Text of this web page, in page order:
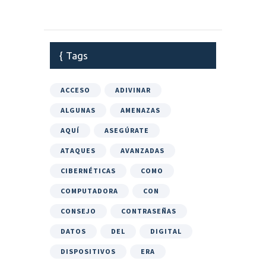
Tags
ACCESO ADIVINAR
ALGUNAS AMENAZAS
AQUÍ ASEGÚRATE
ATAQUES AVANZADAS
CIBERNÉTICAS COMO
COMPUTADORA CON
CONSEJO CONTRASEÑAS
DATOS DEL DIGITAL
DISPOSITIVOS ERA